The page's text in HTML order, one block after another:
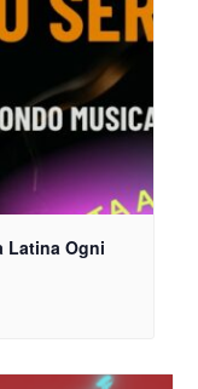
Latina Ogni